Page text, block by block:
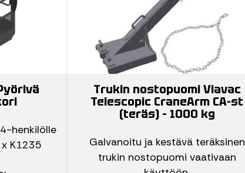
henkilölle
K1235
Trukin nostopuomi Viavac
Telescopic CraneArm CA-st
(teräs) – 1000 kg
Galvanoitu ja kestävä teräksinen
trukin nostopuomi vaativaan